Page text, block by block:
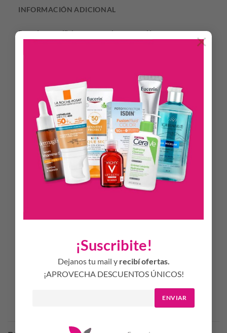
¡Suscribite!
Dejanos tu mail y recibí ofertas.
¡APROVECHA DESCUENTOS ÚNICOS!
ENVIAR
×
INFORMACIÓN ADICIONAL
Base de maquillaje con muy alta protección
Lucí una piel impecable y protegida con Coverage SPF 50+,
Active, ayuda a ralentizar el proceso de glicación en la piel,
reduciendo arrugas y las líneas de expresión para un rostro
visiblemente más joven.
– Muy alta protección: Aporta una muy alta protección SPF
50+ y PA++++ frente a la radiación UVB y UVA, y
protección adicional frente a la luz azul.
– Acción antiedad: Con A.G.E. Protect Active, ayuda a
retrasar los productos finales de la glicación avanzada
(AGE); reduce arrugas y líneas de expresión y mejora la
proporciona una cobertura modulable para un acabado
– Oil control: Ayuda a controlar el exceso de grasa para una
piel sin brillos
Productos Relacionados